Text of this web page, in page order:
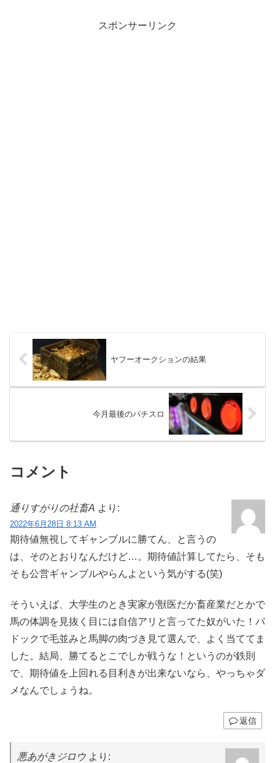
スポンサーリンク
ヤフーオークションの結果
今月最後のパチスロ
コメント
通りすがりの社畜A より:
2022年6月28日 8:13 AM
期待値無視してギャンブルに勝てん、と言うの
は、そのとおりなんだけど…。期待値計算してたら、そも
そも公営ギャンブルやらんよという気がする(笑)
そういえば、大学生のとき実家が獣医だか畜産業だとかで
馬の体調を見抜く目には自信アリと言ってた奴がいた！パ
ドックで毛並みと馬脚の肉づき見て選んで、よく当ててま
した。結局、勝てるとこでしか戦うな！というのが鉄則
で、期待値を上回れる目利きが出来ないなら、やっちゃダ
メなんでしょうね。
返信
悪あがきジロウ より: